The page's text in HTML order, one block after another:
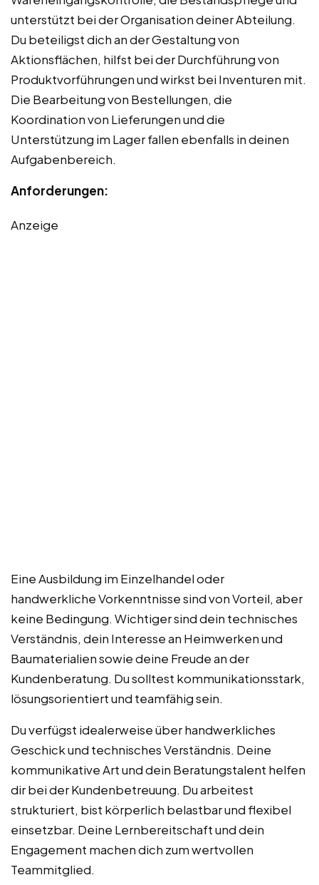
unterstützt bei der Organisation deiner Abteilung.
Du beteiligst dich an der Gestaltung von
Aktionsflächen, hilfst bei der Durchführung von
Produktvorführungen und wirkst bei Inventuren mit.
Die Bearbeitung von Bestellungen, die
Koordination von Lieferungen und die
Unterstützung im Lager fallen ebenfalls in deinen
Aufgabenbereich.
Anforderungen:
Anzeige
Eine Ausbildung im Einzelhandel oder
handwerkliche Vorkenntnisse sind von Vorteil, aber
keine Bedingung. Wichtiger sind dein technisches
Verständnis, dein Interesse an Heimwerken und
Baumaterialien sowie deine Freude an der
Kundenberatung. Du solltest kommunikationsstark,
lösungsorientiert und teamfähig sein.
Du verfügst idealerweise über handwerkliches
Geschick und technisches Verständnis. Deine
kommunikative Art und dein Beratungstalent helfen
dir bei der Kundenbetreuung. Du arbeitest
strukturiert, bist körperlich belastbar und flexibel
einsetzbar. Deine Lernbereitschaft und dein
Engagement machen dich zum wertvollen
Teammitglied.